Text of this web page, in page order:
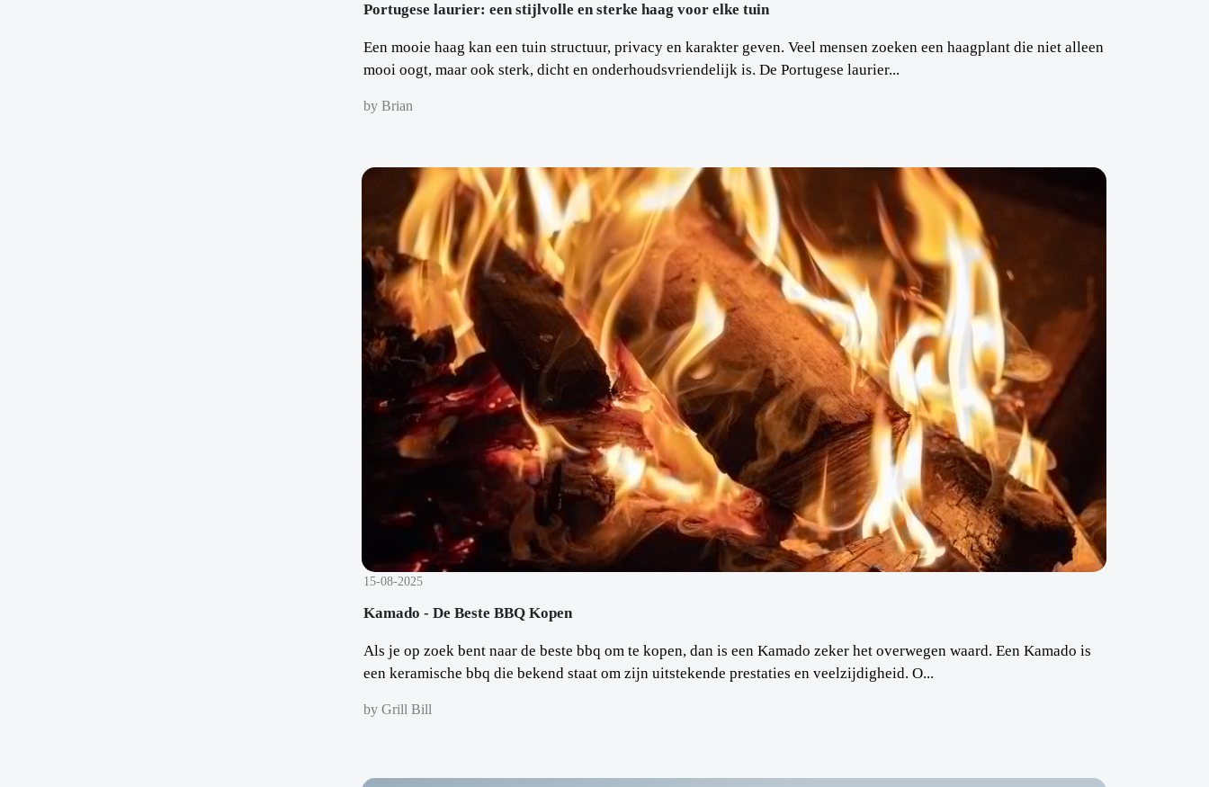
Portugese laurier: een stijlvolle en sterke haag voor elke tuin
Een mooie haag kan een tuin structuur, privacy en karakter geven. Veel mensen zoeken een haagplant die niet alleen
mooi oogt, maar ook sterk, dicht en onderhoudsvriendelijk is. De Portugese laurier...
by Brian
15-08-2025
Kamado - De Beste BBQ Kopen
Als je op zoek bent naar de beste bbq om te kopen, dan is een Kamado zeker het overwegen waard. Een Kamado is
een keramische bbq die bekend staat om zijn uitstekende prestaties en veelzijdigheid. O...
by Grill Bill